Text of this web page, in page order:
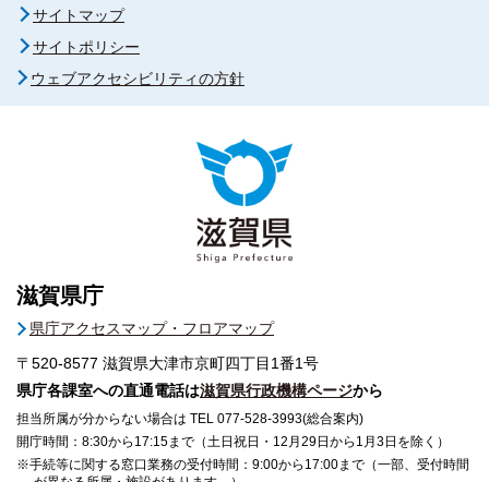
サイトマップ
サイトポリシー
ウェブアクセシビリティの方針
滋賀県庁
県庁アクセスマップ・フロアマップ
〒520-8577 滋賀県大津市京町四丁目1番1号
県庁各課室への直通電話は滋賀県行政機構ページから
担当所属が分からない場合は TEL 077-528-3993(総合案内)
開庁時間：8:30から17:15まで（土日祝日・12月29日から1月3日を除く）
※手続等に関する窓口業務の受付時間：9:00から17:00まで（一部、受付時間